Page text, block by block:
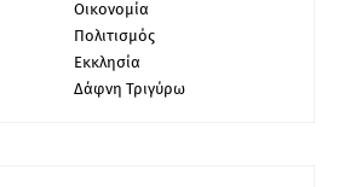
Οικονομία
Πολιτισμός
Εκκλησία
Δάφνη Τριγύρω